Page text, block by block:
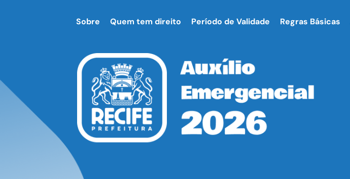
Sobre Quem tem direito Período de Validade Regras Básicas